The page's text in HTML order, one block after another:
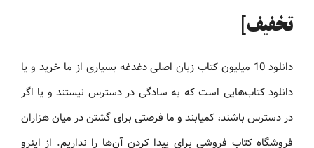
تخفیف]
دانلود 10 میلیون کتاب زبان اصلی دغدغه بسیاری از ما خرید و یا
دانلود کتاب‌هایی است که به سادگی در دسترس نیستند و یا اگر
در دسترس باشند، کمیابند و ما فرصتی برای گشتن در میان هزاران
فروشگاه کتاب فروشی برای پیدا کردن آن‌ها را نداریم. از اینرو